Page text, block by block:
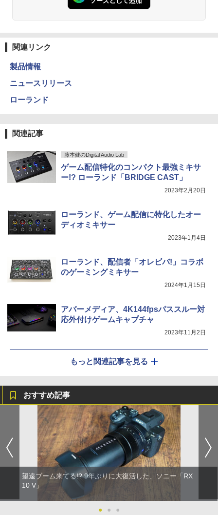
関連リンク
製品情報
ニュースリリース
ローランド
関連記事
藤本健のDigital Audio Lab
ゲーム配信特化のコンパクト最強ミキサ
ー!? ローランド「BRIDGE CAST」
2023年2月20日
ローランド、ゲーム配信に特化したオー
ディオミキサー
2023年1月4日
ローランド、配信者「オレビバ!」コラボ
のゲーミングミキサー
2024年1月15日
アバーメディア、4K144fpsパススルー対
応外付けゲームキャプチャ
2023年11月2日
もっと関連記事を見る
おすすめ記事
望遠ブーム来てる!? 9年ぶりに大復活した、ソニー「RX
10 V」
● ● ●